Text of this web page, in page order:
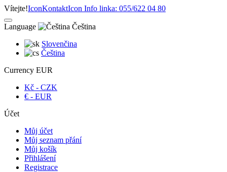
Vítejte!IconKontaktIcon Info linka: 055/622 04 80
Language
Čeština
Slovenčina
Čeština
Currency EUR
Kč - CZK
€ - EUR
Účet
Můj účet
Můj seznam přání
Můj košík
Přihlášení
Registrace